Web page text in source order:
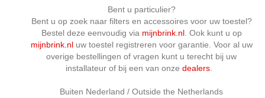
Bent u particulier?
Bent u op zoek naar filters en accessoires voor uw toestel?
Bestel deze eenvoudig via mijnbrink.nl. Ook kunt u op
mijnbrink.nluw toestel registreren voor garantie. Voor al uw
overige bestellingen of vragen kunt u terecht bij uw
installateur of bij een van onze dealers
Buiten Nederland / Outside the Netherlands